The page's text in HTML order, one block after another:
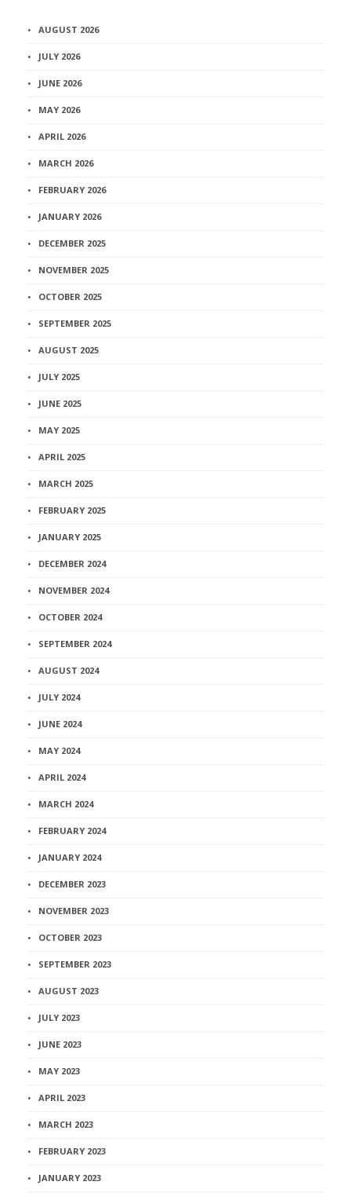
AUGUST 2026
JULY 2026
JUNE 2026
MAY 2026
APRIL 2026
MARCH 2026
FEBRUARY 2026
JANUARY 2026
DECEMBER 2025
NOVEMBER 2025
OCTOBER 2025
SEPTEMBER 2025
AUGUST 2025
JULY 2025
JUNE 2025
MAY 2025
APRIL 2025
MARCH 2025
FEBRUARY 2025
JANUARY 2025
DECEMBER 2024
NOVEMBER 2024
OCTOBER 2024
SEPTEMBER 2024
AUGUST 2024
JULY 2024
JUNE 2024
MAY 2024
APRIL 2024
MARCH 2024
FEBRUARY 2024
JANUARY 2024
DECEMBER 2023
NOVEMBER 2023
OCTOBER 2023
SEPTEMBER 2023
AUGUST 2023
JULY 2023
JUNE 2023
MAY 2023
APRIL 2023
MARCH 2023
FEBRUARY 2023
JANUARY 2023